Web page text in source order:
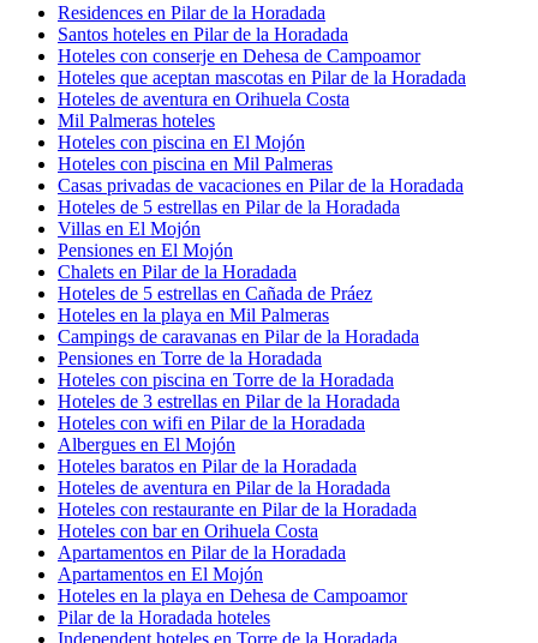
Residences en Pilar de la Horadada
Santos hoteles en Pilar de la Horadada
Hoteles con conserje en Dehesa de Campoamor
Hoteles que aceptan mascotas en Pilar de la Horadada
Hoteles de aventura en Orihuela Costa
Mil Palmeras hoteles
Hoteles con piscina en El Mojón
Hoteles con piscina en Mil Palmeras
Casas privadas de vacaciones en Pilar de la Horadada
Hoteles de 5 estrellas en Pilar de la Horadada
Villas en El Mojón
Pensiones en El Mojón
Chalets en Pilar de la Horadada
Hoteles de 5 estrellas en Cañada de Práez
Hoteles en la playa en Mil Palmeras
Campings de caravanas en Pilar de la Horadada
Pensiones en Torre de la Horadada
Hoteles con piscina en Torre de la Horadada
Hoteles de 3 estrellas en Pilar de la Horadada
Hoteles con wifi en Pilar de la Horadada
Albergues en El Mojón
Hoteles baratos en Pilar de la Horadada
Hoteles de aventura en Pilar de la Horadada
Hoteles con restaurante en Pilar de la Horadada
Hoteles con bar en Orihuela Costa
Apartamentos en Pilar de la Horadada
Apartamentos en El Mojón
Hoteles en la playa en Dehesa de Campoamor
Pilar de la Horadada hoteles
Independent hoteles en Torre de la Horadada